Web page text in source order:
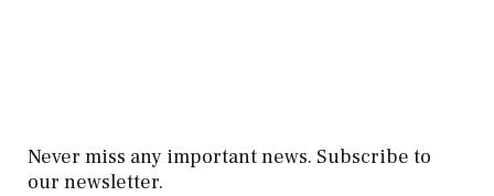
Never miss any important news. Subscribe to
our newsletter.